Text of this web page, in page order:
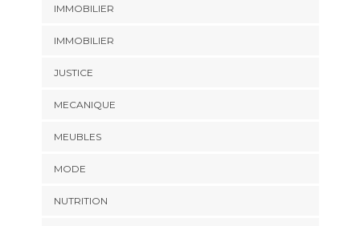
IMMOBILIER
IMMOBILIER
JUSTICE
MECANIQUE
MEUBLES
MODE
NUTRITION